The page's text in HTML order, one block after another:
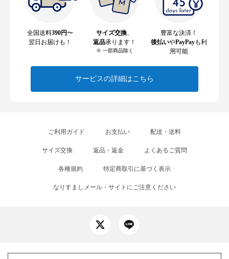
全国送料390円〜
翌日お届けも！
サイズ交換
返品承ります！
※ 一部商品除く
豊富な決済！
後払いやPayPayも利
用可能
サービスの詳細はこちら
ご利用ガイド お支払い 配送・送料
サイズ交換 返品・返金 よくあるご質問
各種規約 特定商取引に基づく表示
なりすましメール・サイトにご注意ください